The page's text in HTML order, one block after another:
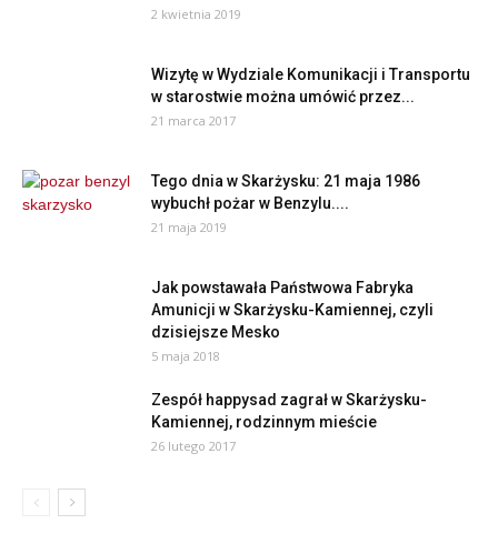
2 kwietnia 2019
Wizytę w Wydziale Komunikacji i Transportu
w starostwie można umówić przez...
21 marca 2017
Tego dnia w Skarżysku: 21 maja 1986
wybuchł pożar w Benzylu....
21 maja 2019
Jak powstawała Państwowa Fabryka
Amunicji w Skarżysku-Kamiennej, czyli
dzisiejsze Mesko
5 maja 2018
Zespół happysad zagrał w Skarżysku-
Kamiennej, rodzinnym mieście
26 lutego 2017